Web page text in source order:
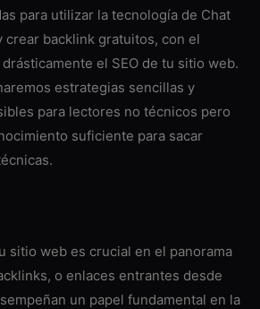
para utilizar la tecnología de Chat
crear backlink gratuitos, con el
el SEO de tu sitio web.
estrategias sencillas y
para lectores no técnicos pero
suficiente para sacar
sitio web es crucial en el panorama
o enlaces entrantes desde
un papel fundamental en la